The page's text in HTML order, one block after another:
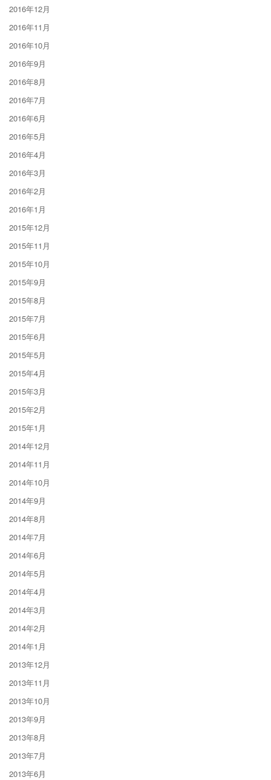
2016年12月
2016年11月
2016年10月
2016年9月
2016年8月
2016年7月
2016年6月
2016年5月
2016年4月
2016年3月
2016年2月
2016年1月
2015年12月
2015年11月
2015年10月
2015年9月
2015年8月
2015年7月
2015年6月
2015年5月
2015年4月
2015年3月
2015年2月
2015年1月
2014年12月
2014年11月
2014年10月
2014年9月
2014年8月
2014年7月
2014年6月
2014年5月
2014年4月
2014年3月
2014年2月
2014年1月
2013年12月
2013年11月
2013年10月
2013年9月
2013年8月
2013年7月
2013年6月